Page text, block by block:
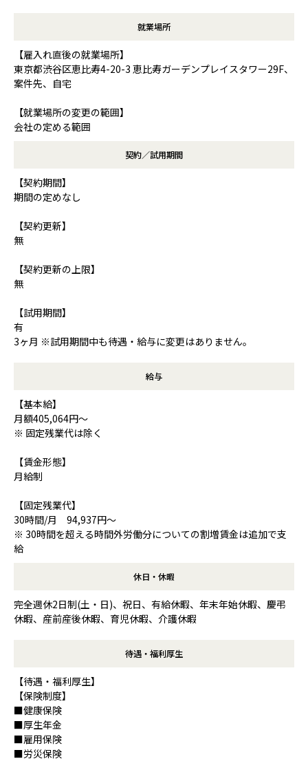
就業場所
【雇入れ直後の就業場所】
東京都渋谷区恵比寿4-20-3 恵比寿ガーデンプレイスタワー29F、
案件先、自宅
【就業場所の変更の範囲】
会社の定める範囲
契約／試用期間
【契約期間】
期間の定めなし
【契約更新】
無
【契約更新の上限】
無
【試用期間】
有
3ヶ月 ※試用期間中も待遇・給与に変更はありません。
給与
【基本給】
月額405,064円～
※ 固定残業代は除く
【賃金形態】
月給制
【固定残業代】
30時間/月 94,937円～
※ 30時間を超える時間外労働分についての割増賃金は追加で支
給
休日・休暇
完全週休2日制(土・日)、祝日、有給休暇、年末年始休暇、慶弔
休暇、産前産後休暇、育児休暇、介護休暇
待遇・福利厚生
【待遇・福利厚生】
【保険制度】
■健康保険
■厚生年金
■雇用保険
■労災保険